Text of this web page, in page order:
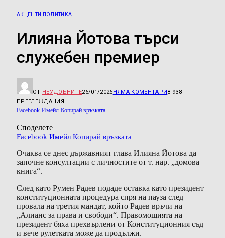
АКЦЕНТИ ПОЛИТИКА
Илияна Йотова търси
служебен премиер
ОТ НЕУДОБНИТЕ26/01/2026НЯМА КОМЕНТАРИ8 938
ПРЕГЛЕЖДАНИЯ
Facebook Имейл Копирай връзката
Споделете
Facebook Имейл Копирай връзката
Очаква се днес държавният глава Илияна Йотова да
започне консултации с личностите от т. нар. „домова
книга“.
След като Румен Радев подаде оставка като президент
конституционната процедура спря на пауза след
провала на третия мандат, който Радев връчи на
„Алианс за права и свободи“. Правомощията на
президент бяха прехвърлени от Конституционния съд
и вече рулетката може да продължи.